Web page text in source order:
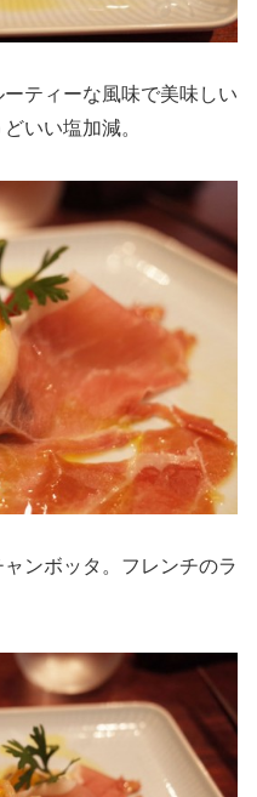
ティーな風味で美味しい
いい塩加減。
ンボッタ。フレンチのラ